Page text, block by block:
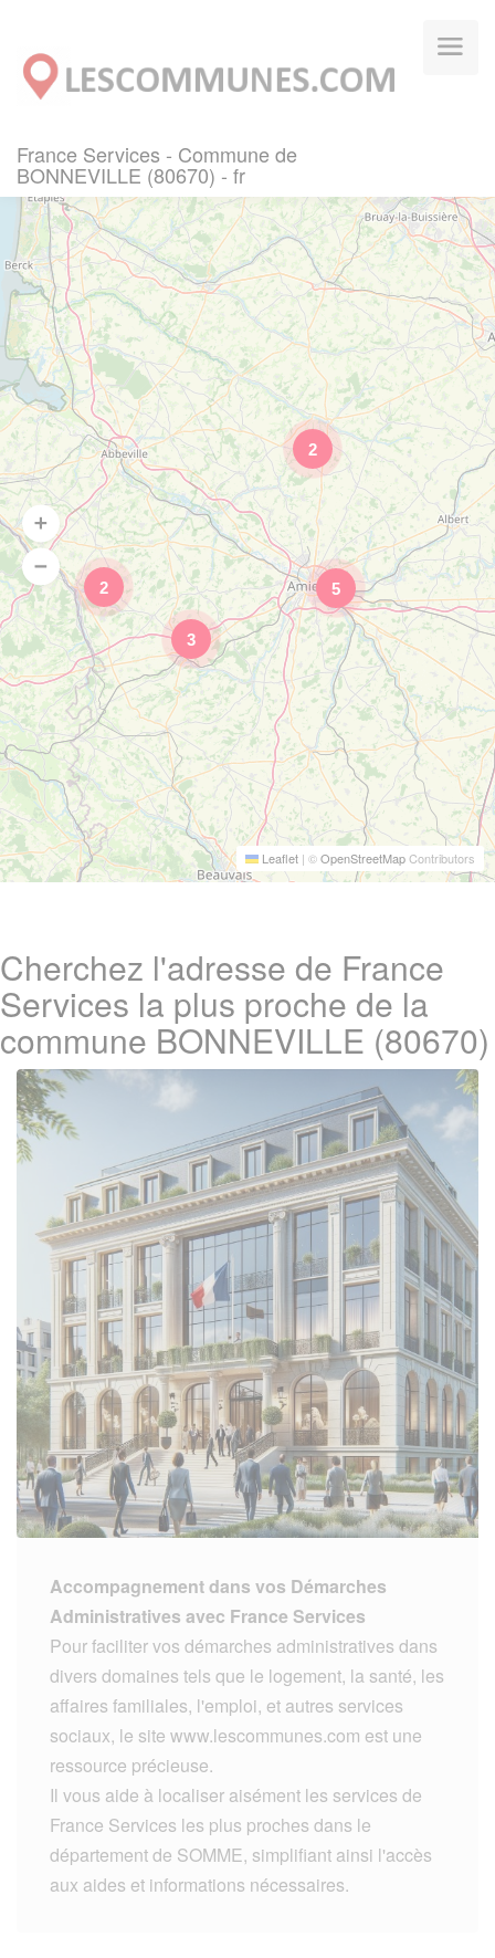
France Services - Commune de
BONNEVILLE (80670) - fr
3
2
2
5
Leaflet | ©OpenStreetMapContributors
Cherchez l'adresse de France
Services la plus proche de la
commune BONNEVILLE (80670)
Accompagnement dans vos Démarches
Administratives avec France Services
Pour faciliter vos démarches administratives dans
divers domaines tels que le logement, la santé, les
affaires familiales, l'emploi, et autres services
sociaux, le site www.lescommunes.com est une
ressource précieuse.
Il vous aide à localiser aisément les services de
France Services les plus proches dans le
département de SOMME, simplifiant ainsi l'accès
aux aides et informations nécessaires.